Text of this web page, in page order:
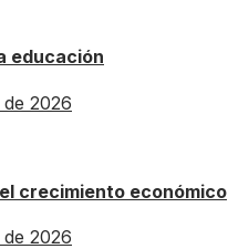
educación
2026
crecimiento económico
2026